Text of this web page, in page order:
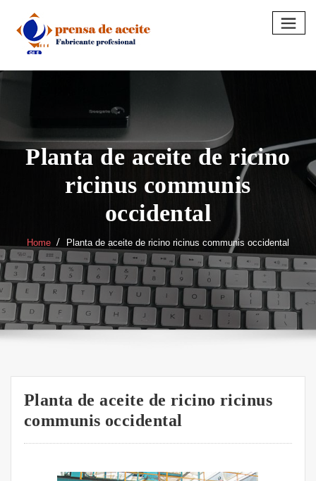
content
Planta de aceite de ricino
ricinus communis
occidental
Home Planta de aceite de ricino ricinus communis occidental
Planta de aceite de ricino ricinus
communis occidental